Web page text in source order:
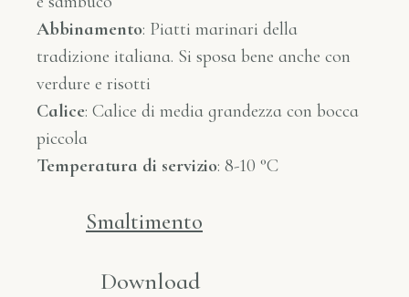
Abbinamento: Piatti marinari della
tradizione italiana. Si sposa bene anche con
verdure e risotti
Calice: Calice di media grandezza con bocca
piccola
Temperatura di servizio: 8-10 °C
Smaltimento
Download